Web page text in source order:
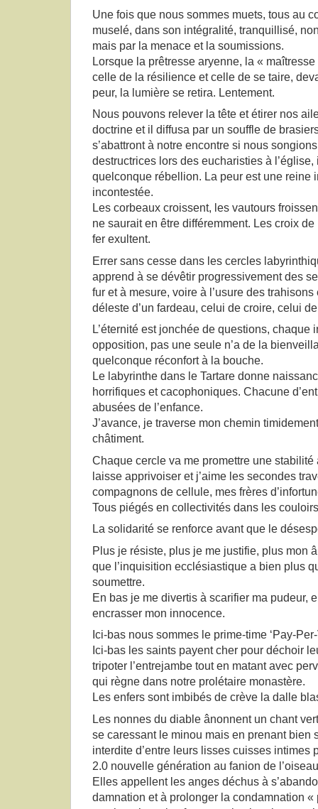
Une fois que nous sommes muets, tous au
muselé, dans son intégralité, tranquillisé,
mais par la menace et la soumissions.
Lorsque la prêtresse aryenne, la «
celle de la résilience et celle de se taire,
peur, la lumière se retira. Lentement.
Nous pouvons relever la tête et étirer nos
doctrine et il diffusa par un souffle de
s’abattront à notre encontre si nous
destructrices lors des eucharisties à
quelconque rébellion. La peur est une reine
incontestée.
Les corbeaux croissent, les vautours
ne saurait en être différemment. Les croix
fer exultent.
Errer sans cesse dans les cercles
apprend à se dévêtir progressivement des
fur et à mesure, voire à l’usure des
déleste d’un fardeau, celui de croire, celui
L’éternité est jonchée de questions, chaque
opposition, pas une seule n’a de la
quelconque réconfort à la bouche.
Le labyrinthe dans le Tartare donne
horrifiques et cacophoniques. Chacune
abusées de l’enfance.
J’avance, je traverse mon chemin
châtiment.
Chaque cercle va me promettre une stabilité
laisse apprivoiser et j’aime les secondes
compagnons de cellule, mes frères
Tous piégés en collectivités dans les
La solidarité se renforce avant que le
Plus je résiste, plus je me justifie, plus mon
que l’inquisition ecclésiastique a bien plus
soumettre.
En bas je me divertis à scarifier ma pudeur,
encrasser mon innocence.
Ici-bas nous sommes le prime-time ‘Pay-
Ici-bas les saints payent cher pour déchoir
tripoter l’entrejambe tout en matant avec
qui règne dans notre prolétaire monastère.
Les enfers sont imbibés de crève la dalle
Les nonnes du diable ânonnent un chant
se caressant le minou mais en prenant bien
interdite d’entre leurs lisses cuisses intimes
2.0 nouvelle génération au fanion de
Elles appellent les anges déchus à
damnation et à prolonger la condamnation «